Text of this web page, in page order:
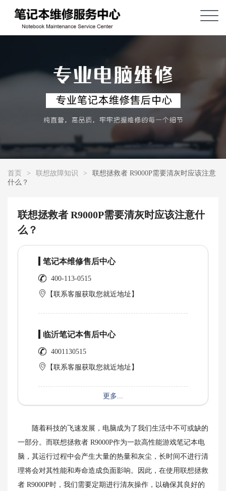
首页 > 联想故障知识 >
联想拯救者 R9000P需要清灰时应该注意
什么？
联想拯救者 R9000P需要清灰时应该注意什
么？
笔记本维修售后中心
400-113-0515
【联系客服获取您就近地址】
临沂笔记本售后中心
4001130515
【联系客服获取您就近地址】
更多...
随着科技的飞速发展，电脑成为了我们生活中不可或缺的
一部分。而联想拯救者 R9000P作为一款高性能游戏笔记本电
脑，其运行过程中会产生大量的热量和灰尘，长时间不进行清
理将会对其性能和寿命造成负面影响。因此，在使用联想拯救
者 R9000P时，我们需要定期进行清灰操作，以确保其良好的